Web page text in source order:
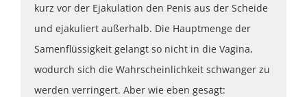
kurz vor der Ejakulation den Penis aus der Scheide
und ejakuliert außerhalb. Die Hauptmenge der
Samenflüssigkeit gelangt so nicht in die Vagina,
wodurch sich die Wahrscheinlichkeit schwanger zu
werden verringert. Aber wie eben gesagt: